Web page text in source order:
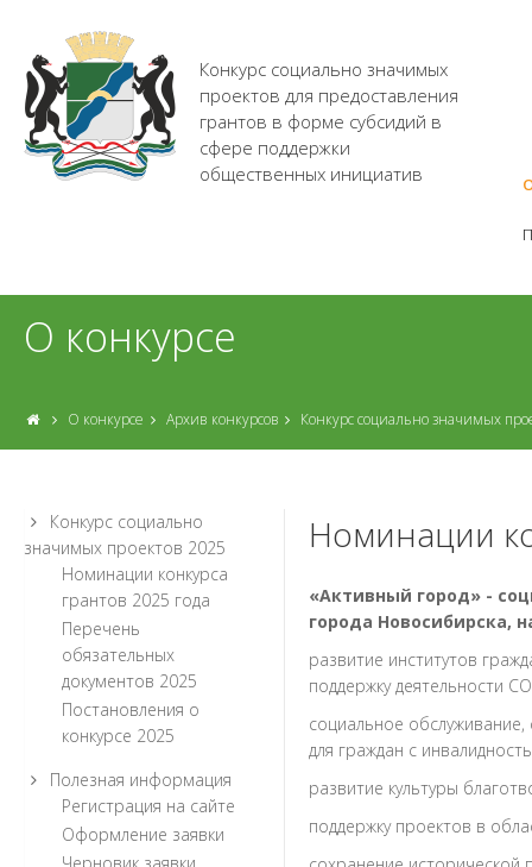
Конкурс социально значимых
проектов для предоставления
грантов в форме субсидий в
сфере поддержки
общественных инициатив
О конкурсе
О конкурсе Архив конкурсов Конкурс социально значимых
Конкурс социально
значимых проектов 2025
Номинации конкурса
грантов 2025 года
Перечень
обязательных
документов 2025
Постановления о
конкурсе 2025
Полезная информация
Регистрация на сайте
Оформление заявки
Номинации
«Активный город» -
города Новосибирска,
развитие институтов
поддержку деятельности
социальное
для граждан с
развитие культуры
поддержку проектов в